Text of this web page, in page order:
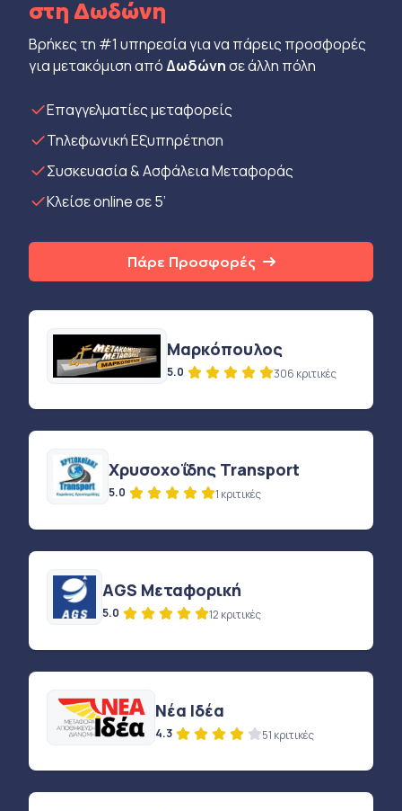
στη Δωδώνη
Βρήκες τη #1 υπηρεσία για να πάρεις προσφορές
για μετακόμιση απόΔωδώνησε άλλη πόλη
Eπαγγελματίες μεταφορείς
Τηλεφωνική Εξυπηρέτηση
Συσκευασία & Ασφάλεια Μεταφοράς
Κλείσε online σε 5’
Πάρε Προσφορές
Μαρκόπουλος
5.0 306 κριτικές
Χρυσοχοΐδης Transport
5.0 1 κριτικές
AGS Μεταφορική
5.0 12 κριτικές
Νέα Ιδέα
4.3 51 κριτικές